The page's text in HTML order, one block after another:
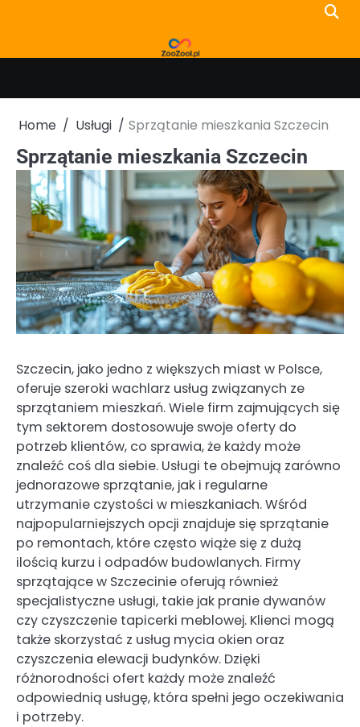
Home Usługi Sprzątanie mieszkania Szczecin
Sprzątanie mieszkania Szczecin
Szczecin, jako jedno z większych miast w Polsce,
oferuje szeroki wachlarz usług związanych ze
sprzątaniem mieszkań. Wiele firm zajmujących się
tym sektorem dostosowuje swoje oferty do
potrzeb klientów, co sprawia, że każdy może
znaleźć coś dla siebie. Usługi te obejmują zarówno
jednorazowe sprzątanie, jak i regularne
utrzymanie czystości w mieszkaniach. Wśród
najpopularniejszych opcji znajduje się sprzątanie
po remontach, które często wiąże się z dużą
ilością kurzu i odpadów budowlanych. Firmy
sprzątające w Szczecinie oferują również
specjalistyczne usługi, takie jak pranie dywanów
czy czyszczenie tapicerki meblowej. Klienci mogą
także skorzystać z usług mycia okien oraz
czyszczenia elewacji budynków. Dzięki
różnorodności ofert każdy może znaleźć
odpowiednią usługę, która spełni jego oczekiwania
i potrzeby.